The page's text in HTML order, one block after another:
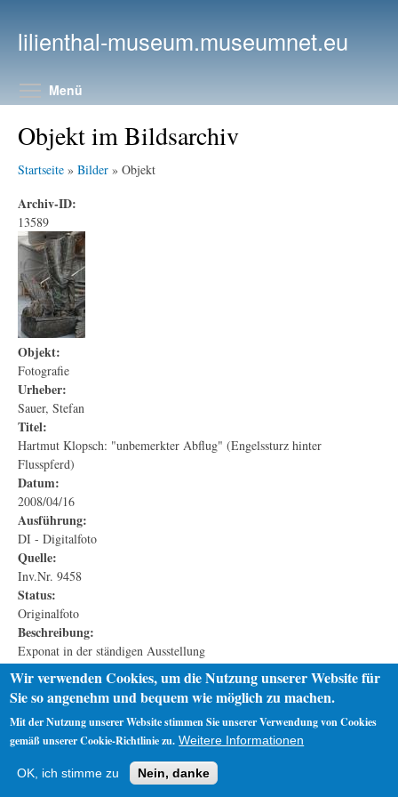
lilienthal-museum.museumnet.eu
Menü
Objekt im Bildsarchiv
Startseite » Bilder » Objekt
Archiv-ID:
13589
Objekt:
Fotografie
Urheber:
Sauer, Stefan
Titel:
Hartmut Klopsch: "unbemerkter Abflug" (Engelssturz hinter
Flusspferd)
Datum:
2008/04/16
Ausführung:
DI - Digitalfoto
Quelle:
Inv.Nr. 9458
Status:
Originalfoto
Beschreibung:
Exponat in der ständigen Ausstellung
Impressum
Wir verwenden Cookies, um die Nutzung unserer Website für
Sie so angenehm und bequem wie möglich zu machen.
Mit der Nutzung unserer Website stimmen Sie unserer Verwendung von Cookies
gemäß unserer Cookie-Richtlinie zu. Weitere Informationen
OK, ich stimme zu Nein, danke